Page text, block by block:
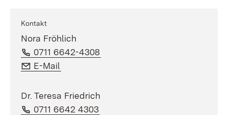
Kontakt
Nora Fröhlich
Telefon:
0711 6642-4308
E-Mail:
E-Mail
Dr. Teresa Friedrich
Telefon:
0711 6642 4303